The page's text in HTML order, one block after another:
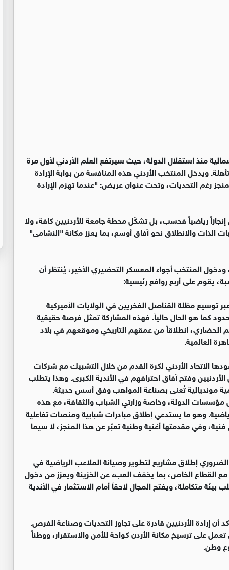
منذ استقلال الدولة، حيث سيرتفع العلم الأردني لأول مرة
ويدخل المنتخب الأردني هذه المنافسة من بوابة الإرادة
رغم التحديات، وتحت عنوان عريض: "عندما تهزم الإرادة
رياضياً فحسب، بل تشكّل محطة جامعة للأردنيين كافة، ولا
والانطلاق نحو آفاق أوسع، بما يعزز مكانة "النشامى"
المنتخب أجواء المعسكر التحضيري الأخير، يُنتظر أن
يقوم على أربع روافع رئيسية:
توسيع مظلة القناصل الفخريين في الولايات الأميركية
كما هو الحال حالياً. فهذه المشاركة تمثل فرصة حقيقية
الحضاري، انطلاقاً من عمقهم التاريخي وموقعهم في بلاد
العالمية.
الاتحاد الأردني لكرة القدم من خلال التشبيك مع شركات
وفتح آفاق احترافهم في الأندية الكبرى. وهذا يتطلب
مونديالية تُعنى بصناعة المواهب وفق أسس حديثة.
مؤسسات الدولة، وخاصة وزارتي الشباب والثقافة، مع هذه
وهو ما يستدعي إطلاق مبادرات شبابية ومنصات تفاعلية
فنية، وفي مقدمتها أغنية وطنية تعبّر عن هذا المنجز، لا سيما
الضروري إطلاق مشاريع لتطوير وصيانة الملاعب الرياضية في
مع القطاع الخاص، بما يخفف العبء عن الخزينة ويعزز من دخول
بيئة متكاملة، ويفتح المجال لاحقاً أمام الاستثمار في الأندية
أن إرادة الأردنيين قادرة على تجاوز التحديات وصناعة الفرص.
على ترسيخ مكانة الأردن كواحة للأمن والاستقرار، ووطناً
وطن.